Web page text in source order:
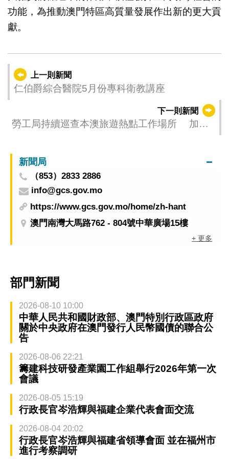
功能，為推動澳門特區高質量發展作出新的更大貢
獻。
上一則新聞
仁伯爵綜合醫院5月份專科衛教講座
下一則新聞
勞工局持續巡查本澳旅遊熱點工作場所 加強
新聞局
（853）2833 2886
info@gcs.gov.mo
https://www.gcs.gov.mo/home/zh-hant
澳門南灣大馬路762 - 804號中華廣場15樓
+ 更多
部門新聞
2026-08-10 10:00
中華人民共和國財政部、澳門特別行政區政府
關於中央政府在澳門發行人民幣國債的聯合公
告
2026-08-06 22:21
籌建科技研發產業園工作組舉行2026年第一次
會議
2026-08-05 15:19
行政長官岑浩輝與福建企業代表會面交流
2026-08-04 20:02
行政長官岑浩輝與福建省領導會面 並在福州市
進行考察調研